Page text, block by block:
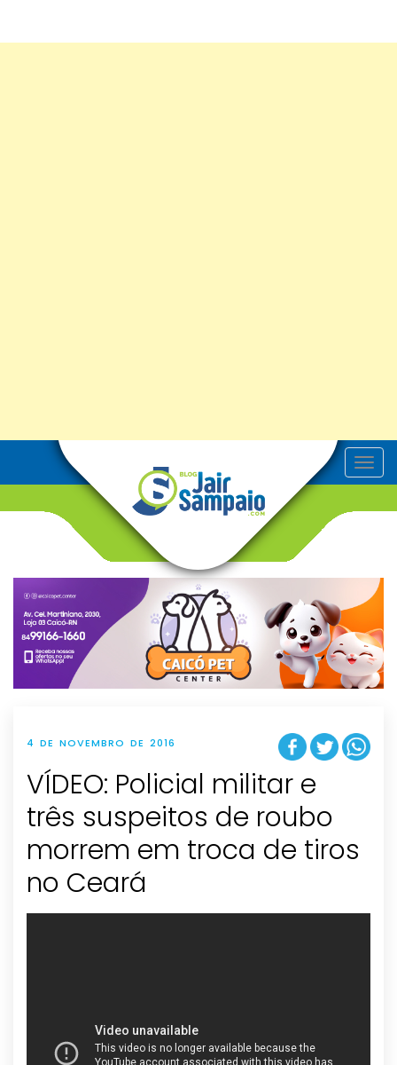
T
o
v
g
t
i
o
n
4 DE NOVEMBRO DE 2016
VÍDEO: Policial militar e
três suspeitos de roubo
morrem em troca de tiros
no Ceará